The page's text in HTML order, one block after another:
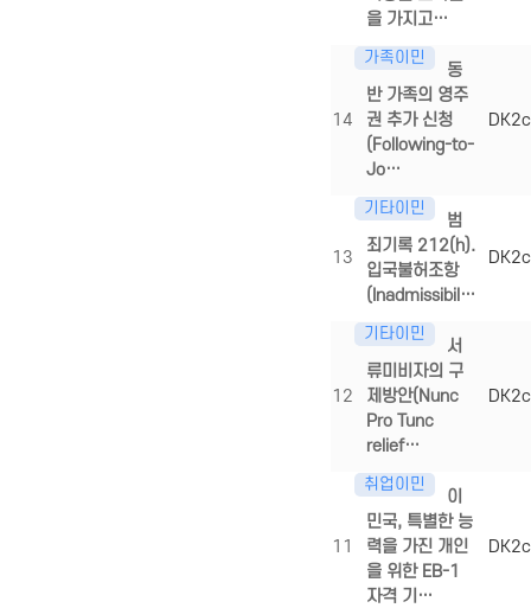
을 가지고…
14
가족이민
동
반 가족의 영주
권 추가 신청
(Following-to-
Jo…
13
기타이민
범
죄기록 212(h).
입국불허조항
(Inadmissibil…
12
기타이민
서
류미비자의 구
제방안(Nunc
Pro Tunc
relief…
11
취업이민
이
민국, 특별한 능
력을 가진 개인
을 위한 EB-1
자격 기…